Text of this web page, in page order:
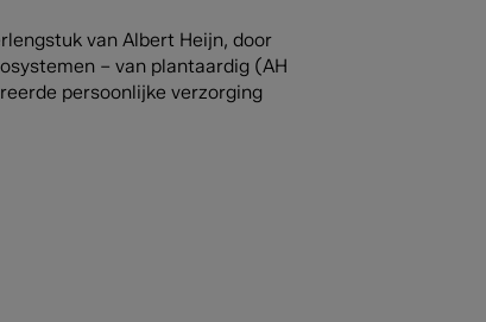
van Albert Heijn, door
– van plantaardig (AH
persoonlijke verzorging